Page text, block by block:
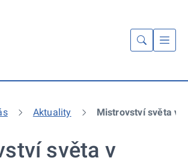
Aktuality Mistrovství světa v
světa v